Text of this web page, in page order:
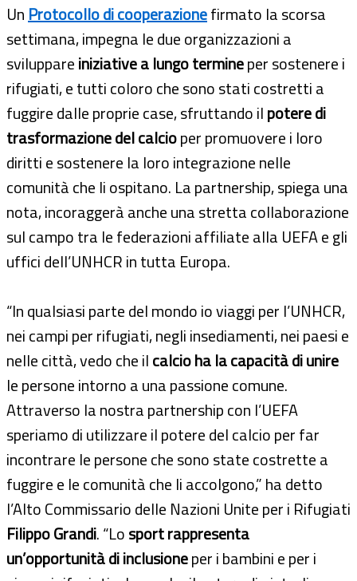
Un Protocollo di cooperazionefirmato la scorsa
settimana, impegna le due organizzazioni a
sviluppareiniziative a lungo termineper sostenere i
rifugiati, e tutti coloro che sono stati costretti a
fuggire dalle proprie case, sfruttando ilpotere di
trasformazione del calcioper promuovere i loro
diritti e sostenere la loro integrazione nelle
comunità che li ospitano. La partnership, spiega una
nota, incoraggerà anche una stretta collaborazione
sul campo tra le federazioni affiliate alla UEFA e gli
uffici dell’UNHCR in tutta Europa.
“In qualsiasi parte del mondo io viaggi per l’UNHCR,
nei campi per rifugiati, negli insediamenti, nei paesi e
nelle città, vedo che ilcalcio ha la capacità di unire
le persone intorno a una passione comune.
Attraverso la nostra partnership con l’UEFA
speriamo di utilizzare il potere del calcio per far
incontrare le persone che sono state costrette a
fuggire e le comunità che li accolgono,” ha detto
l’Alto Commissario delle Nazioni Unite per i Rifugiati
Filippo Grandi. “Losport rappresenta
un’opportunità di inclusioneper i bambini e per i